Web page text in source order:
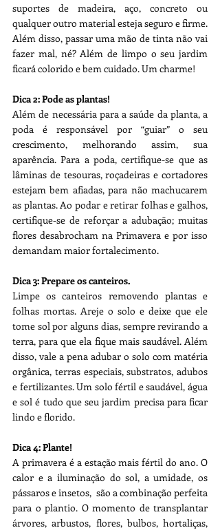
suportes de madeira, aço, concreto ou
qualquer outro material esteja seguro e firme.
Além disso, passar uma mão de tinta não vai
fazer mal, né? Além de limpo o seu jardim
ficará colorido e bem cuidado. Um charme!
Dica 2: Pode as plantas!
Além de necessária para a saúde da planta, a
poda é responsável por “guiar” o seu
crescimento, melhorando assim, sua
aparência. Para a poda, certifique-se que as
lâminas de tesouras, roçadeiras e cortadores
estejam bem afiadas, para não machucarem
as plantas. Ao podar e retirar folhas e galhos,
certifique-se de reforçar a adubação; muitas
flores desabrocham na Primavera e por isso
demandam maior fortalecimento.
Dica 3: Prepare os canteiros.
Limpe os canteiros removendo plantas e
folhas mortas. Areje o solo e deixe que ele
tome sol por alguns dias, sempre revirando a
terra, para que ela fique mais saudável. Além
disso, vale a pena adubar o solo com matéria
orgânica, terras especiais, substratos, adubos
e fertilizantes. Um solo fértil e saudável, água
e sol é tudo que seu jardim precisa para ficar
lindo e florido.
Dica 4: Plante!
A primavera é a estação mais fértil do ano. O
calor e a iluminação do sol, a umidade, os
pássaros e insetos,  são a combinação perfeita
para o plantio. O momento de transplantar
árvores, arbustos, flores, bulbos, hortaliças,